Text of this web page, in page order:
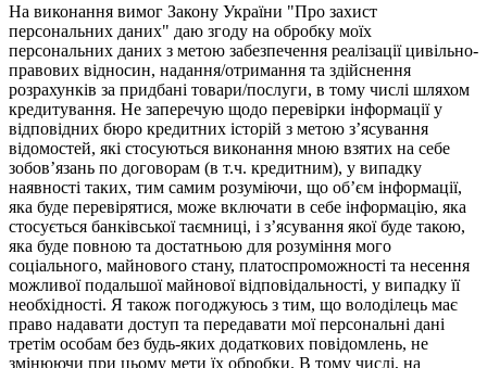
На виконання вимог Закону України "Про захист
персональних даних" даю згоду на обробку моїх
персональних даних з метою забезпечення реалізації цивільно-
правових відносин, надання/отримання та здійснення
розрахунків за придбані товари/послуги, в тому числі шляхом
кредитування. Не заперечую щодо перевірки інформації у
відповідних бюро кредитних історій з метою з’ясування
відомостей, які стосуються виконання мною взятих на себе
зобов’язань по договорам (в т.ч. кредитним), у випадку
наявності таких, тим самим розуміючи, що об’єм інформації,
яка буде перевірятися, може включати в себе інформацію, яка
стосується банківської таємниці, і з’ясування якої буде такою,
яка буде повною та достатньою для розуміння мого
соціального, майнового стану, платоспроможності та несення
можливої подальшої майнової відповідальності, у випадку її
необхідності. Я також погоджуюсь з тим, що володілець має
право надавати доступ та передавати мої персональні дані
третім особам без будь-яких додаткових повідомлень, не
змінюючи при цьому мети їх обробки. В тому числі, на